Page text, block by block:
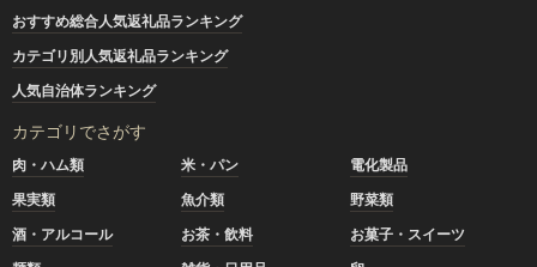
おすすめ総合人気返礼品ランキング
カテゴリ別人気返礼品ランキング
人気自治体ランキング
カテゴリでさがす
肉・ハム類 米・パン
電化製品
果実類
魚介類
野菜類
酒・アルコール
お茶・飲料
お菓子・スイーツ